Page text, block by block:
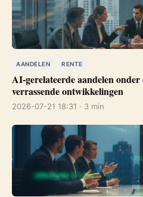
AANDELEN RENTE
AI-gerelateerde aandelen
verrassende ontwikkelingen
2026-07-21 18:31 · 3 min